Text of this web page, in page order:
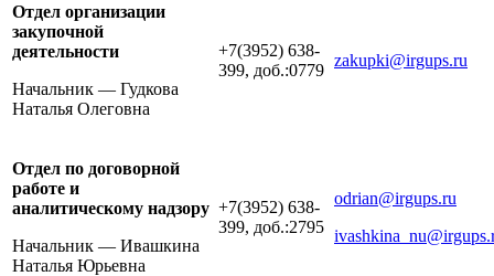
Отдел организации
закупочной
деятельности
Начальник — Гудкова
Наталья Олеговна
+7(3952) 638-
399, доб.:0779
zakupki@irgups.ru
Отдел по договорной
работе и
аналитическому надзору
Начальник — Ивашкина
Наталья Юрьевна
+7(3952) 638-
399, доб.:2795
odrian@irgups.ru